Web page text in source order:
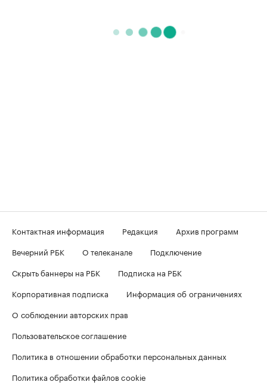
Контактная информация Редакция
Архив программ
Вечерний РБК
О телеканале
Подключение
Скрыть баннеры на РБК
Подписка на РБК
Корпоративная подписка
Информация об ограничениях
О соблюдении авторских прав
Пользовательское соглашение
Политика в отношении обработки персональных данных
Политика обработки файлов cookie